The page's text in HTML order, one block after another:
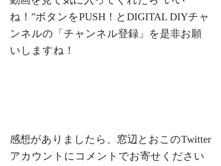
ね！”ボタンをPUSH！と DIGITAL DIYチャ
ンネルの「チャンネル登録」を是非お願
いしますね！
感想がありましたら、窓辺とおこのTwitter
アカウントにコメントでお寄せください